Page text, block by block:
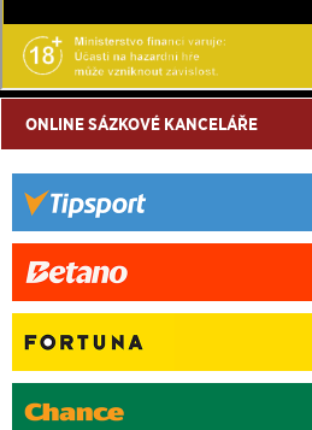
ONLINE SÁZKOVÉ KANCELÁŘE